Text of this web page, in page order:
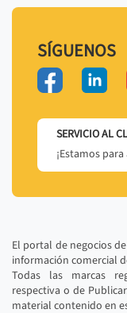
SÍGUENOS
SERVICIO AL
¡Estamos
El portal de negocios
información comercial
Todas las marcas
respectiva o de
material contenido en